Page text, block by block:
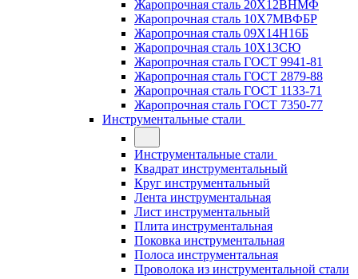
Жаропрочная сталь 20Х12ВНМФ
Жаропрочная сталь 10Х7МВФБР
Жаропрочная сталь 09Х14Н16Б
Жаропрочная сталь 10Х13СЮ
Жаропрочная сталь ГОСТ 9941-81
Жаропрочная сталь ГОСТ 2879-88
Жаропрочная сталь ГОСТ 1133-71
Жаропрочная сталь ГОСТ 7350-77
Инструментальные стали
Инструментальные стали
Квадрат инструментальный
Круг инструментальный
Лента инструментальная
Лист инструментальный
Плита инструментальная
Поковка инструментальная
Полоса инструментальная
Проволока из инструментальной стали